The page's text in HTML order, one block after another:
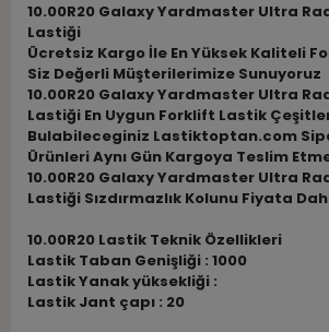
10.00R20 Galaxy Yardmaster Ultra
Lastiği
Ücretsiz Kargo İle En Yüksek Kaliteli
Siz Değerli Müşterilerimize Sunuyoruz
10.00R20 Galaxy Yardmaster Ultra
Lastiği En Uygun Forklift Lastik
Bulabileceginiz Lastiktoptan.com
Ürünleri Aynı Gün Kargoya Teslim
10.00R20 Galaxy Yardmaster Ultra
Lastiği Sızdırmazlık Kolunu Fiyata
10.00R20 Lastik Teknik Özellikleri
Lastik Taban Genişliği : 1000
Lastik Yanak yüksekliği :
Lastik Jant çapı : 20